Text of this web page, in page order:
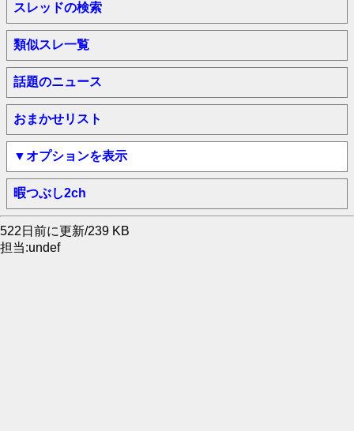
スレッドの検索
類似スレ一覧
話題のニュース
おまかせリスト
▼オプションを表示
暇つぶし2ch
522日前に更新/239 KB
担当:undef